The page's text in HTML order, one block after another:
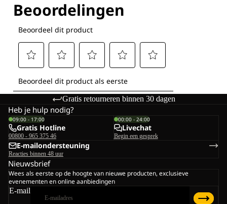
Gratis retourneren binnen 30 dagen
Heb je hulp nodig?
09:00 - 17:00
Gratis Hotline
00800 - 965 375 46
00:00 - 24:00
Livechat
Begin een gesprek
E-mailondersteuning
Reacties binnen 48 uur
Nieuwsbrief
Wees als eerste op de hoogte van nieuwe producten, exclusieve
evenementen en online aanbiedingen
E-mail